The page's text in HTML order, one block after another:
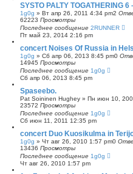
н
ы
й
п
о
с
к
SYSTO PALTY TOGATHERING 6
1g0g » Вт апр 26, 2011 4:34 pm2
62223 Просмотры
Последнее сообщение 2RUNNER
Пт май 23, 2014 2:16 pm
concert Noises Of Russia in
1g0g » Сб апр 06, 2013 8:45 pm0
14945 Просмотры
Последнее сообщение 1g0g
Сб апр 06, 2013 8:45 pm
Spaseebo.
Pat Soininen Hughey » Пн июн 10,
23572 Просмотры
Последнее сообщение 1g0g
Сб июн 11, 2011 12:35 pm
concert Duo Kuosikulma in
1g0g » Чт авг 26, 2010 1:57 pm0
13436 Просмотры
Последнее сообщение 1g0g
Чт авг 26, 2010 1:57 pm